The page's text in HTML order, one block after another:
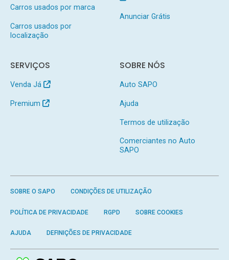
Carros usados por marca
Carros usados por
localização
Anunciar Grátis
SERVIÇOS
Venda Já
Premium
SOBRE NÓS
Auto SAPO
Ajuda
Termos de utilização
Comerciantes no Auto
SAPO
SOBRE O SAPO CONDIÇÕES DE UTILIZAÇÃO
POLÍTICA DE PRIVACIDADE RGPD SOBRE COOKIES
AJUDA DEFINIÇÕES DE PRIVACIDADE